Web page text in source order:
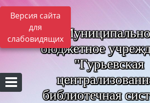
Версия сайта
для
слабовидящих
бюджетное
"Гурьевская
библиотечная